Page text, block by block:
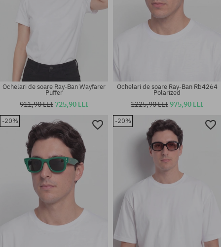
Mărimi existente:
Mărimi existente:
Ochelari de soare Ray-Ban Wayfarer
Puffer
911,90 LEI 725,90 LEI
Ochelari de soare Ray-Ban Rb4264
Polarized
1225,90 LEI975,90 LEI
-20% -20%